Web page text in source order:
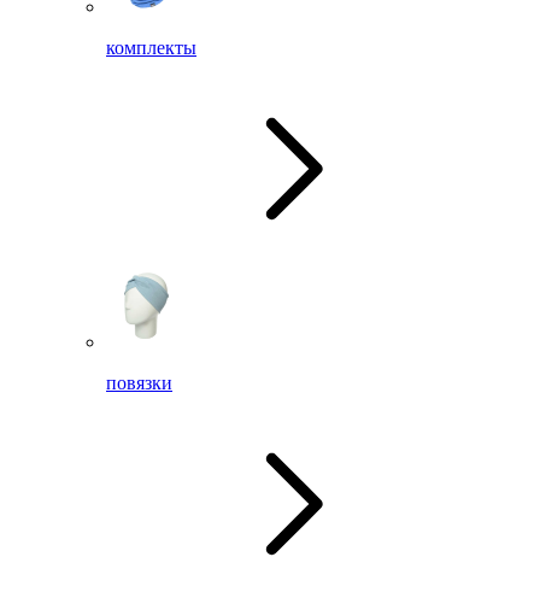
комплекты
повязки